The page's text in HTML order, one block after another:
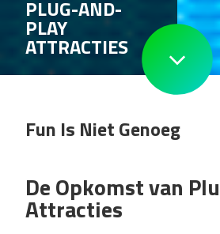
PLUG-AND-
PLAY
ATTRACTIES
Fun Is Niet Genoeg
De Opkomst van
Attracties